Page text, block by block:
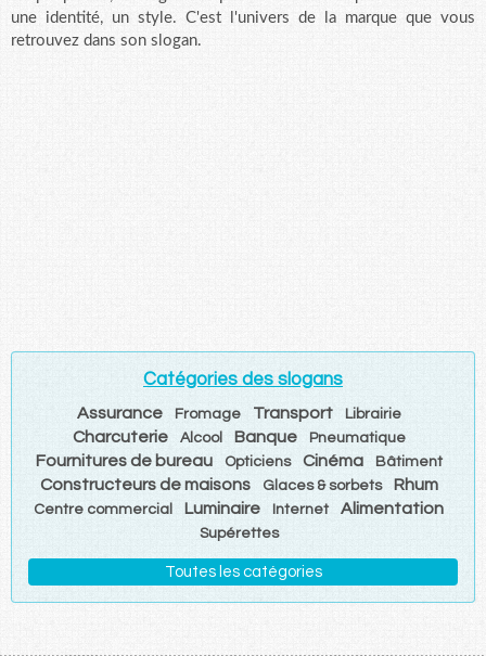
une identité, un style. C'est l'univers de la marque que vous
retrouvez dans son slogan.
Catégories des slogans
Assurance Fromage Transport Librairie
Charcuterie Alcool Banque Pneumatique
Fournitures de bureau Opticiens Cinéma Bâtiment
Constructeurs de maisons Glaces & sorbets Rhum
Centre commercial Luminaire Internet Alimentation
Supérettes
Toutes les catégories